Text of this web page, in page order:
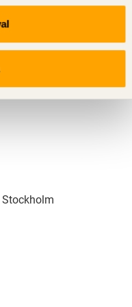
samt
Stockholm